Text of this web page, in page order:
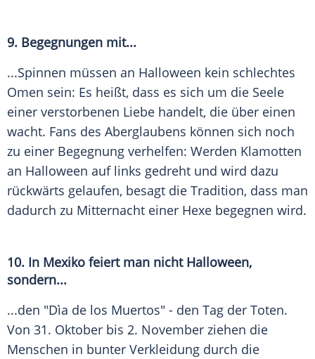
9. Begegnungen mit...
...Spinnen müssen an Halloween kein schlechtes
Omen sein: Es heißt, dass es sich um die Seele
einer verstorbenen Liebe handelt, die über einen
wacht. Fans des Aberglaubens können sich noch
zu einer Begegnung verhelfen: Werden Klamotten
an Halloween auf links gedreht und wird dazu
rückwärts gelaufen, besagt die Tradition, dass man
dadurch zu Mitternacht einer Hexe begegnen wird.
10. In Mexiko feiert man nicht Halloween,
sondern...
...den "Dìa de los Muertos" - den Tag der Toten.
Von 31. Oktober bis 2. November ziehen die
Menschen in bunter Verkleidung durch die